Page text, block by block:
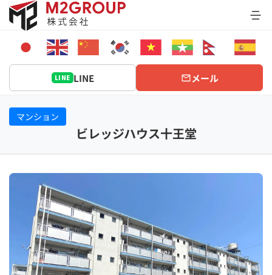
Bỏ
qua
dung
LINE LINE メール
マンション
ビレッジハウス十王堂